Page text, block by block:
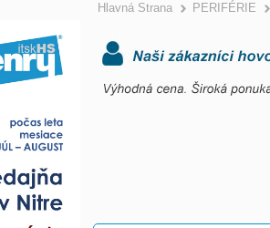
Hlavná Strana PERIFÉRIE